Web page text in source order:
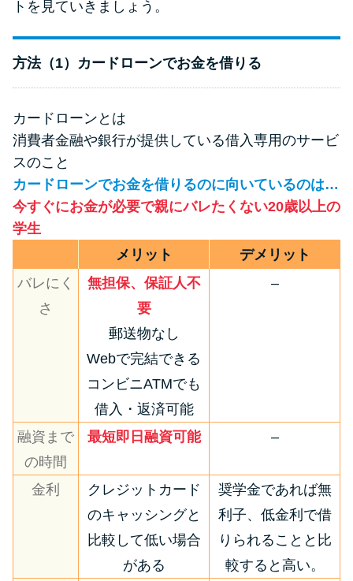
トを見ていきましょう。
方法（1）カードローンでお金を借りる
カードローンとは
消費者金融や銀行が提供している借入専用のサービ
スのこと
カードローンでお金を借りるのに向いているのは…
今すぐにお金が必要で親にバレたくない20歳以上の
学生
メリット
デメリット
バレにく
さ
無担保、保証人不
要
郵送物なし
Webで完結できる
コンビニATMでも
借入・返済可能
–
融資まで
の時間
最短即日融資可能 –
金利
クレジットカード
のキャッシングと
比較して低い場合
がある
奨学金であれば無
利子、低金利で借
りられることと比
較すると高い。